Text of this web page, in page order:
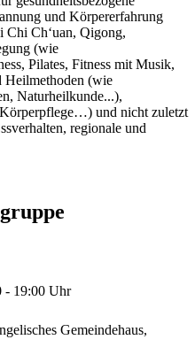
und Körpererfahrung
Chi Ch‘uan, Qigong,
(wie
Pilates, Fitness mit Musik,
(wie
Naturheilkunde...),
und nicht zuletzt
regionale und
- 19:00 Uhr
Gemeindehaus,